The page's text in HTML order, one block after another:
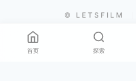
© LETSFILM
首页 探索